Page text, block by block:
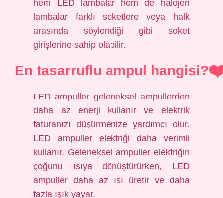
hem LED lambalar hem de halojen
lambalar farklı soketlere veya halk
arasında söylendiği gibi soket
girişlerine sahip olabilir.
En tasarruflu ampul hangisi?
LED ampuller geleneksel ampullerden
daha az enerji kullanır ve elektrik
faturanızı düşürmenize yardımcı olur.
LED ampuller elektriği daha verimli
kullanır. Geleneksel ampuller elektriğin
çoğunu ısıya dönüştürürken, LED
ampuller daha az ısı üretir ve daha
fazla ışık yayar.